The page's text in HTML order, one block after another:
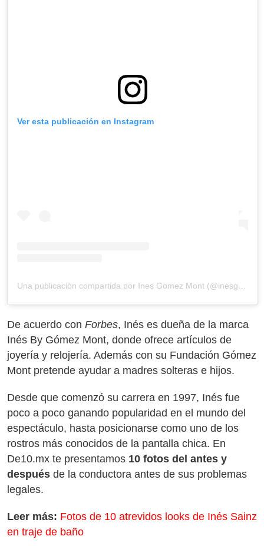
Ver esta publicación en Instagram
De acuerdo con Forbes, Inés es dueña de la marca
Inés By Gómez Mont, donde ofrece artículos de
joyería y relojería. Además con su Fundación Gómez
Mont pretende ayudar a madres solteras e hijos.
Desde que comenzó su carrera en 1997, Inés fue
poco a poco ganando popularidad en el mundo del
espectáculo, hasta posicionarse como uno de los
rostros más conocidos de la pantalla chica. En
De10.mx te presentamos 10 fotos del antes y
después de la conductora antes de sus problemas
legales.
Leer más: Fotos de 10 atrevidos looks de Inés Sainz
en traje de baño